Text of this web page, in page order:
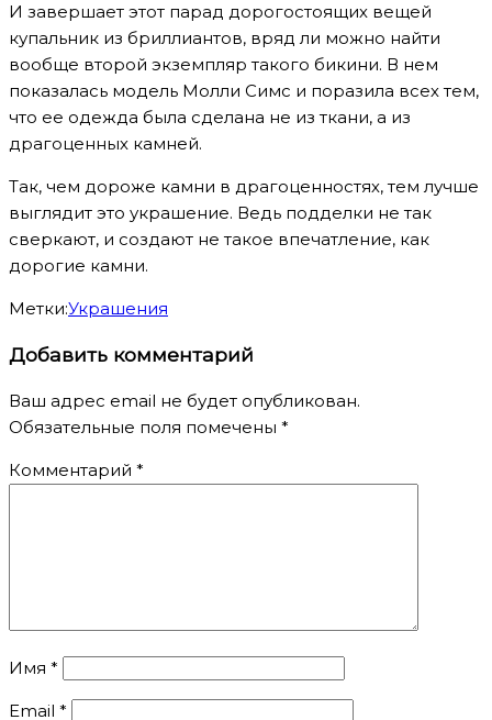
И завершает этот парад дорогостоящих вещей
купальник из бриллиантов, вряд ли можно найти
вообще второй экземпляр такого бикини. В нем
показалась модель Молли Симс и поразила всех тем,
что ее одежда была сделана не из ткани, а из
драгоценных камней.
Так, чем дороже камни в драгоценностях, тем лучше
выглядит это украшение. Ведь подделки не так
сверкают, и создают не такое впечатление, как
дорогие камни.
Метки:Украшения
Добавить комментарий
Ваш адрес email не будет опубликован.
Обязательные поля помечены *
Комментарий *
Имя *
Email *